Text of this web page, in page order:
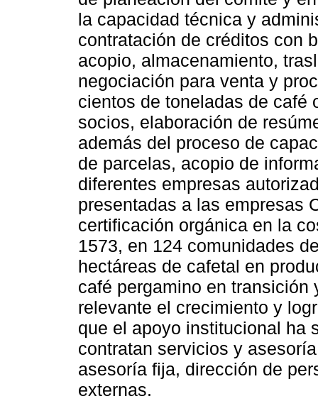
la capacidad técnica y
contratación de créditos con
acopio, almacenamiento,
negociación para venta y
cientos de toneladas de café
socios, elaboración de
además del proceso de
de parcelas, acopio de
diferentes empresas
presentadas a las empresas
certificación orgánica en la
1573, en 124 comunidades
hectáreas de cafetal en
café pergamino en
relevante el crecimiento y
que el apoyo institucional ha
contratan servicios y
asesoría fija, dirección de
externas.